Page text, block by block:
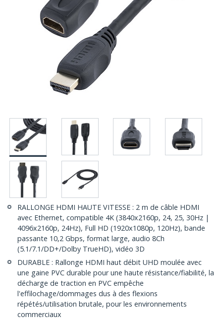
RALLONGE HDMI HAUTE VITESSE : 2 m de câble HDMI
avec Ethernet, compatible 4K (3840x2160p, 24, 25, 30Hz |
4096x2160p, 24Hz), Full HD (1920x1080p, 120Hz), bande
passante 10,2 Gbps, format large, audio 8Ch
(5.1/7.1/DD+/Dolby TrueHD), vidéo 3D
DURABLE : Rallonge HDMI haut débit UHD moulée avec
une gaine PVC durable pour une haute résistance/fiabilité, la
décharge de traction en PVC empêche
l'effilochage/dommages dus à des flexions
répétés/utilisation brutale, pour les environnements
commerciaux